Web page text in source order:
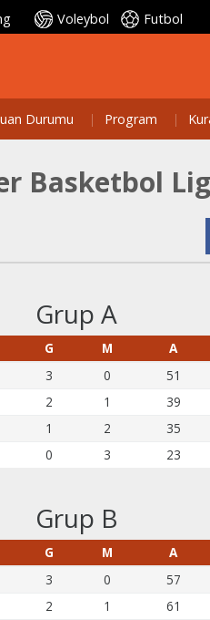
Durumu Program
Voleybol Futbol
Basketbol
Grup A
G M A
3 0 51
2 1 39
1 2 35
0 3 23
Grup B
G M A
3 0 57
2 1 61